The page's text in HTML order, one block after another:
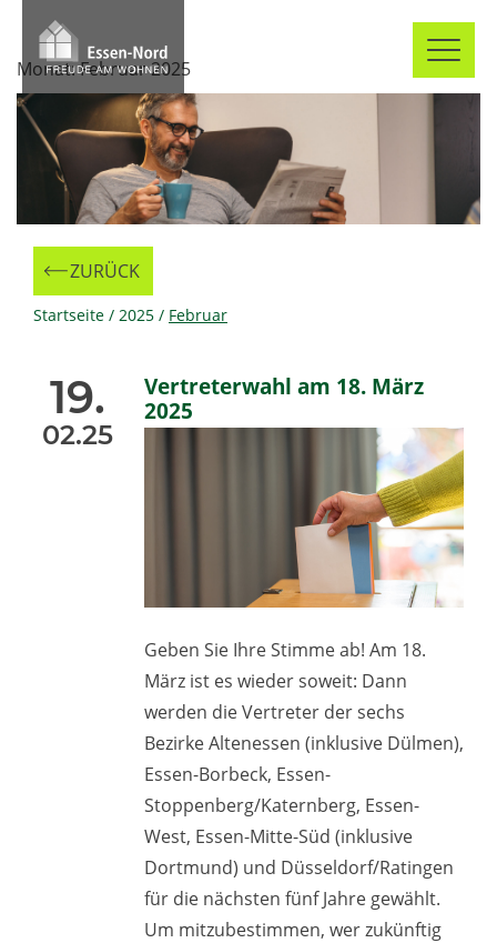
content
Monat:Februar 2025
ZURÜCK
Zur
Startseite / 2025 / Februar
19.
02.25
Vertreterwahl am 18. März
2025
Geben Sie Ihre Stimme ab! Am 18.
März ist es wieder soweit: Dann
werden die Vertreter der sechs
Bezirke Altenessen (inklusive Dülmen),
Essen-Borbeck, Essen-
Stoppenberg/Katernberg, Essen-
West, Essen-Mitte-Süd (inklusive
Dortmund) und Düsseldorf/Ratingen
für die nächsten fünf Jahre gewählt.
Um mitzubestimmen, wer zukünftig